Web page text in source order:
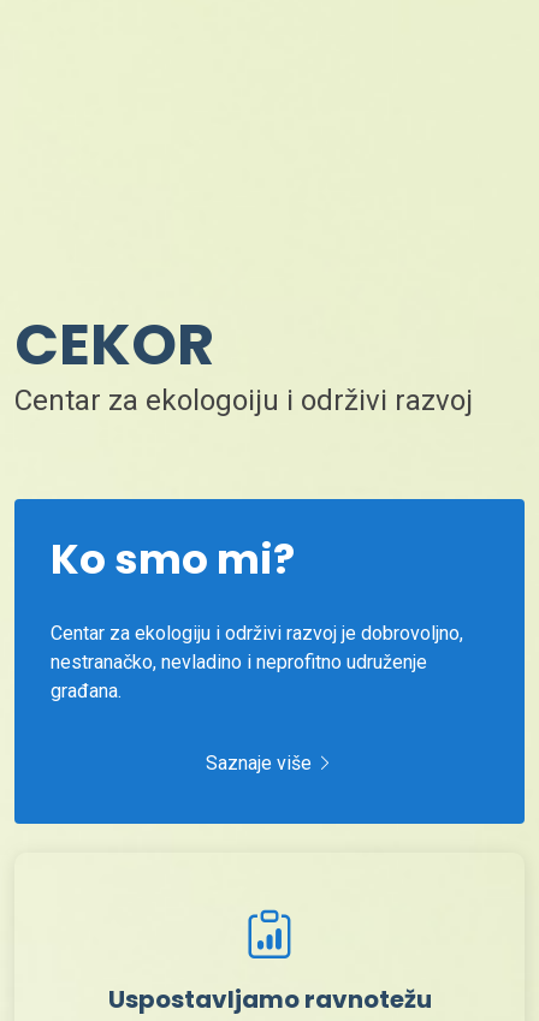
CEKOR
Centar za ekologoiju i održivi razvoj
Ko smo mi?
Centar za ekologiju i održivi razvoj je dobrovoljno,
nestranačko, nevladino i neprofitno udruženje
građana.
Saznaje više
Uspostavljamo ravnotežu